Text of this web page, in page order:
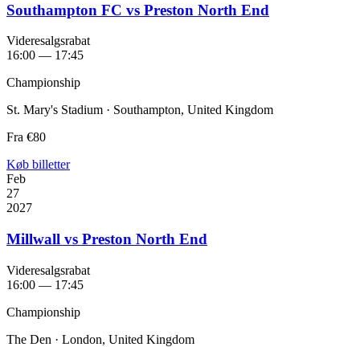
Southampton FC vs Preston North End
Videresalgsrabat
16:00 — 17:45
Championship
St. Mary's Stadium · Southampton, United Kingdom
Fra €80
Køb billetter
Feb
27
2027
Millwall vs Preston North End
Videresalgsrabat
16:00 — 17:45
Championship
The Den · London, United Kingdom